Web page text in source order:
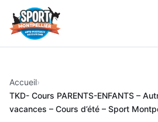
Accueil
TKD- Cours PARENTS-ENFANTS –
vacances – Cours d’été – Sport